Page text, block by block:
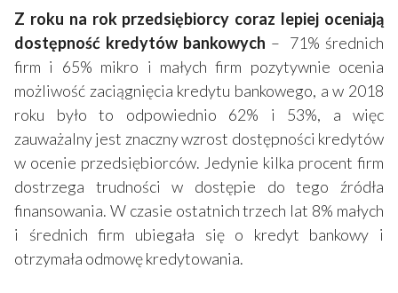
Z roku na rok przedsiębiorcy coraz lepiej oceniają
dostępność kredytów bankowych – 71% średnich
firm i 65% mikro i małych firm pozytywnie ocenia
możliwość zaciągnięcia kredytu bankowego, a w 2018
roku było to odpowiednio 62% i 53%, a więc
zauważalny jest znaczny wzrost dostępności kredytów
w ocenie przedsiębiorców. Jedynie kilka procent firm
dostrzega trudności w dostępie do tego źródła
finansowania. W czasie ostatnich trzech lat 8% małych
i średnich firm ubiegała się o kredyt bankowy i
otrzymała odmowę kredytowania.